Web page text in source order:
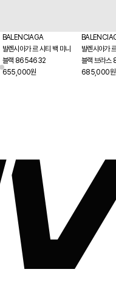
BALENCIAGA
발렌시아가 르 시티 백 미니
블랙 8654632
655,000원
발렌시아가
블랙 브라
685,000원